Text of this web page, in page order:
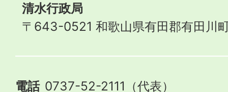
清水行政局
〒643-0521 和歌山県有田郡有田川
電話 0737-52-2111（代表）